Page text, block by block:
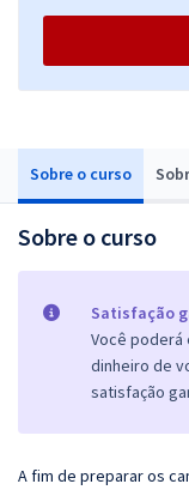
Sobre o curso
Sobre o curso
Satisfação
Você poderá
dinheiro de
satisfação
A fim de preparar os